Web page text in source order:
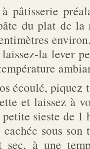
pâtisserie
du plat de
la lever
écoulé, piquez
et laissez à
sieste de 1
sous
sec, à une